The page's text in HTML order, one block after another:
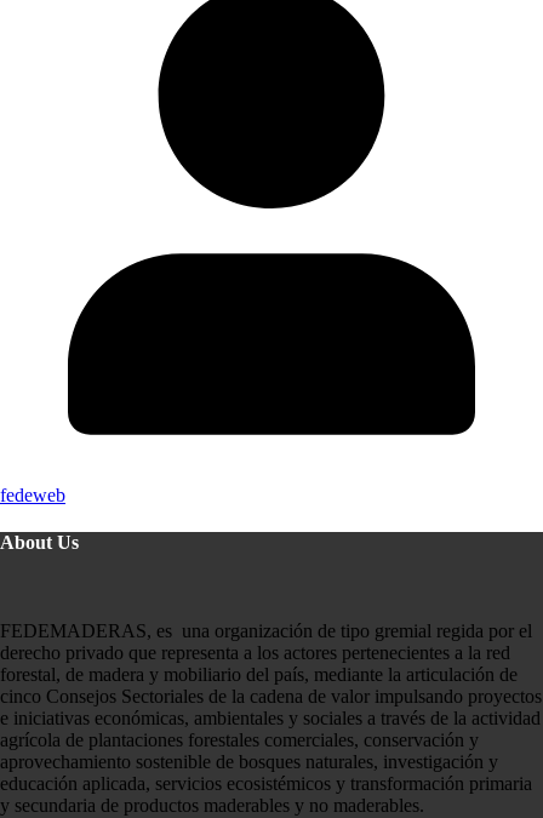
fedeweb
About Us
FEDEMADERAS, es una organización de tipo gremial regida por el
derecho privado que representa a los actores pertenecientes a la red
forestal, de madera y mobiliario del país, mediante la articulación de
cinco Consejos Sectoriales de la cadena de valor impulsando proyectos
e iniciativas económicas, ambientales y sociales a través de la actividad
agrícola de plantaciones forestales comerciales, conservación y
aprovechamiento sostenible de bosques naturales, investigación y
educación aplicada, servicios ecosistémicos y transformación primaria
y secundaria de productos maderables y no maderables.